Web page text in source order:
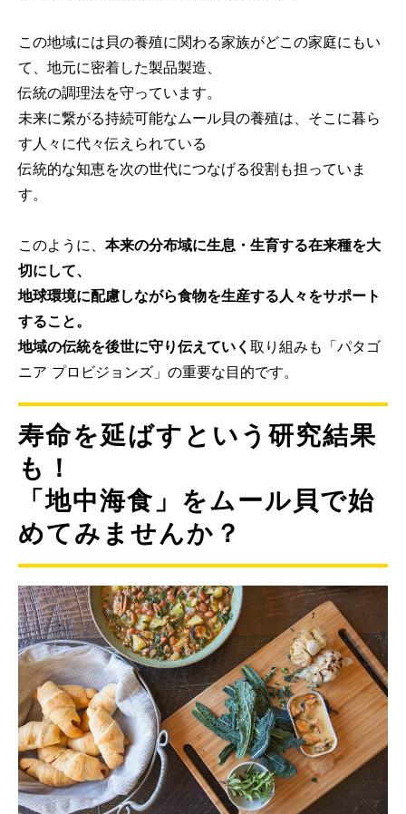
この地域には貝の養殖に関わる家族がどこの家庭にもい
て、地元に密着した製品製造、
伝統の調理法を守っています。
未来に繋がる持続可能なムール貝の養殖は、そこに暮ら
す人々に代々伝えられている
伝統的な知恵を次の世代につなげる役割も担っていま
す。
このように、 本来の分布域に生息・生育する在来種を大
切にして、
地球環境に配慮しながら食物を生産する人々をサポート
すること。
地域の伝統を後世に守り伝えていく 取り組みも「パタゴ
ニア プロビジョンズ」の重要な目的です。
寿命を延ばすという研究結果
も！
「地中海食」をムール貝で始
めてみませんか？